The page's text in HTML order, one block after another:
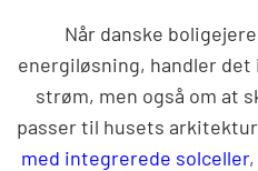
Når danske
energiløsning, handler
strøm, men også om at
passer til husets
med integrerede solceller